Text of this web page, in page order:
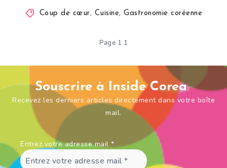
Coup de cœur, Cuisine, Gastronomie coréenne
Page 1 1
Souscrire à Inside Corea
Recevez les derniers articles directement dans votre boîte
mail.
Entrez votre adresse mail *